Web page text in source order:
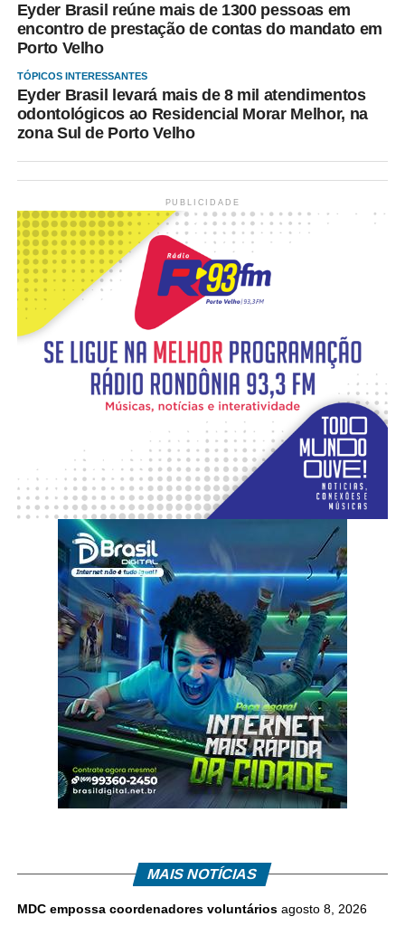
Eyder Brasil reúne mais de 1300 pessoas em
encontro de prestação de contas do mandato em
Porto Velho
TÓPICOS INTERESSANTES
Eyder Brasil levará mais de 8 mil atendimentos
odontológicos ao Residencial Morar Melhor, na
zona Sul de Porto Velho
PUBLICIDADE
MAIS NOTÍCIAS
MDC empossa coordenadores voluntários agosto 8, 2026